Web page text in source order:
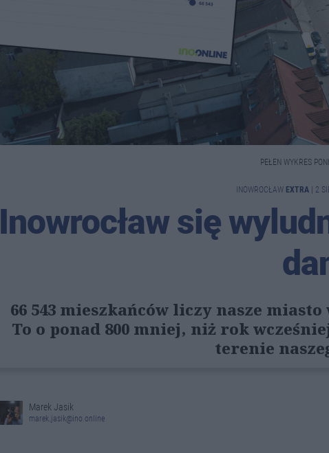
PEŁEN WYKRES
INOWROCŁAW EXTRA 2
Inowrocław się
66 543 mieszkańców liczy nasze
To o ponad 800 mniej, niż rok
terenie
Marek Jasik
marek.jasik@ino.online